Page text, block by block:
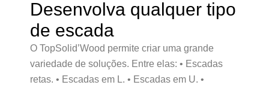
Desenvolva qualquer tipo
de escada
O TopSolid’Wood permite criar uma grande
variedade de soluções. Entre elas: • Escadas
retas. • Escadas em L. • Escadas em U. •